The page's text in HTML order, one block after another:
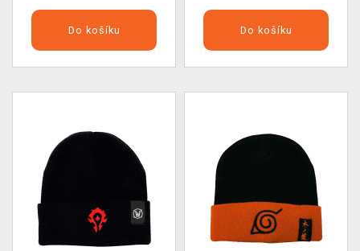
Do košíku Do košíku